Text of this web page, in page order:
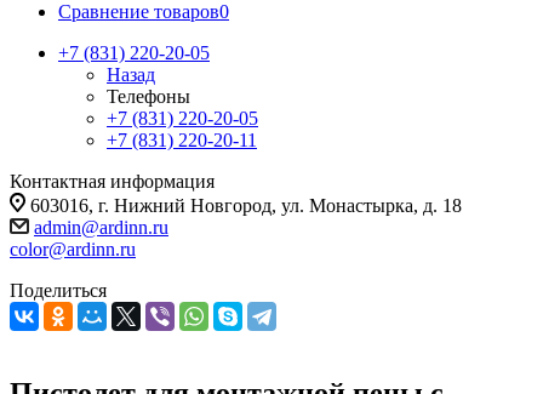
Сравнение товаров0
+7 (831) 220-20-05
Назад
Телефоны
+7 (831) 220-20-05
+7 (831) 220-20-11
Контактная информация
603016, г. Нижний Новгород, ул. Монастырка, д. 18
admin@ardinn.ru
color@ardinn.ru
Поделиться